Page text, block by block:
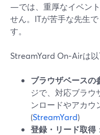
—では、重厚なイベン
せん。ITが苦手な先生
す。
StreamYard On‑Airは
ブラウザベースの
ジで、対応ブラウ
ンロードやアカウ
(StreamYard)
登録・リード取得